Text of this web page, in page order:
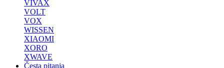
VIVAX
VOLT
VOX
WISSEN
XIAOMI
XORO
XWAVE
Česta pitanja